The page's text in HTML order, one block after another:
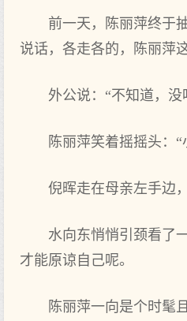
前一天，陈丽萍终于
说话，各走各的，陈丽萍
外公说：“不知道，
陈丽萍笑着摇摇头：
倪晖走在母亲左手边
水向东悄悄引颈看了
才能原谅自己呢。
陈丽萍一向是个时髦